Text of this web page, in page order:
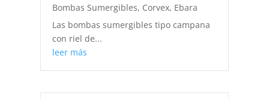
Bombas Sumergibles, Corvex, Ebara
Las bombas sumergibles tipo campana
con riel de...
leer más